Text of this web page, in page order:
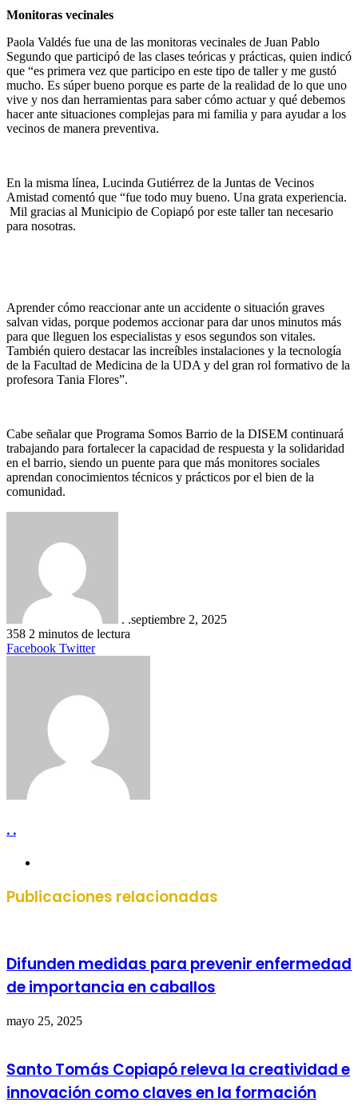
Monitoras vecinales
Paola Valdés fue una de las monitoras vecinales de Juan Pablo
Segundo que participó de las clases teóricas y prácticas, quien indicó
que “es primera vez que participo en este tipo de taller y me gustó
mucho. Es súper bueno porque es parte de la realidad de lo que uno
vive y nos dan herramientas para saber cómo actuar y qué debemos
hacer ante situaciones complejas para mi familia y para ayudar a los
vecinos de manera preventiva.
En la misma línea, Lucinda Gutiérrez de la Juntas de Vecinos
Amistad comentó que “fue todo muy bueno. Una grata experiencia.
Mil gracias al Municipio de Copiapó por este taller tan necesario
para nosotras.
Aprender cómo reaccionar ante un accidente o situación graves
salvan vidas, porque podemos accionar para dar unos minutos más
para que lleguen los especialistas y esos segundos son vitales.
También quiero destacar las increíbles instalaciones y la tecnología
de la Facultad de Medicina de la UDA y del gran rol formativo de la
profesora Tania Flores”.
Cabe señalar que Programa Somos Barrio de la DISEM continuará
trabajando para fortalecer la capacidad de respuesta y la solidaridad
en el barrio, siendo un puente para que más monitores sociales
aprendan conocimientos técnicos y prácticos por el bien de la
comunidad.
. .septiembre 2, 2025
358 2 minutos de lectura
Facebook TwitterLinkedIn
Tumblr
Pinterest
Reddit
VKontakte
Compartir
Imprimir
. .
Publicaciones relacionadas
Difunden medidas para prevenir enfermedad
de importancia en caballos
mayo 25, 2025
Santo Tomás Copiapó releva la creatividad e
innovación como claves en la formación